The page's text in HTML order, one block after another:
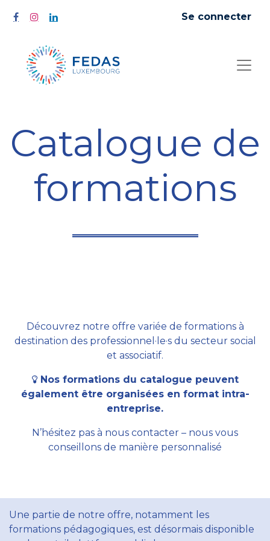
Se connecter
Catalogue de
formations
Découvrez notre offre variée de formations à
destination des professionnel·le·s du secteur social
et associatif.
Nos formations du catalogue peuvent
également être organisées en format intra-
entreprise.
N’hésitez pas à nous contacter – nous vous
conseillons de manière personnalisé
Une partie de notre offre, notamment les
formations pédagogiques, est désormais disponible